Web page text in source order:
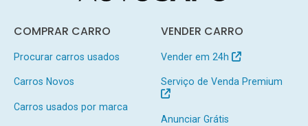
COMPRAR CARRO
Procurar carros usados
Carros Novos
Carros usados por marca
VENDER CARRO
Vender em 24h
Serviço de Venda Premium
Anunciar Grátis